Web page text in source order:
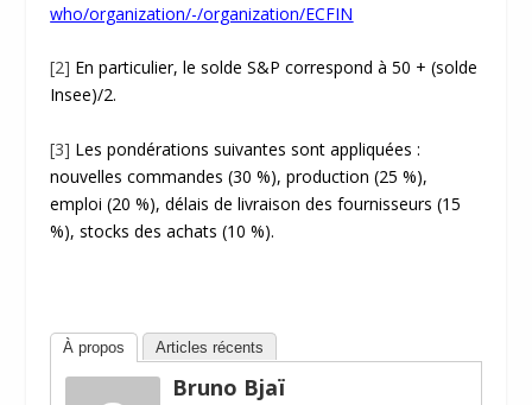
who/organization/-/organization/ECFIN
[2] En particulier, le solde S&P correspond à 50 + (solde
Insee)/2.
[3] Les pondérations suivantes sont appliquées :
nouvelles commandes (30 %), production (25 %),
emploi (20 %), délais de livraison des fournisseurs (15
%), stocks des achats (10 %).
À propos Articles récents
Bruno Bjaï